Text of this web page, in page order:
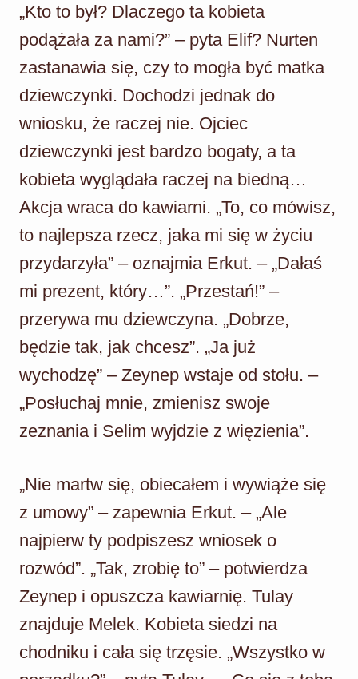
„Kto to był? Dlaczego ta kobieta
podążała za nami?” – pyta Elif? Nurten
zastanawia się, czy to mogła być matka
dziewczynki. Dochodzi jednak do
wniosku, że raczej nie. Ojciec
dziewczynki jest bardzo bogaty, a ta
kobieta wyglądała raczej na biedną…
Akcja wraca do kawiarni. „To, co mówisz,
to najlepsza rzecz, jaka mi się w życiu
przydarzyła” – oznajmia Erkut. – „Dałaś
mi prezent, który…”. „Przestań!” –
przerywa mu dziewczyna. „Dobrze,
będzie tak, jak chcesz”. „Ja już
wychodzę” – Zeynep wstaje od stołu. –
„Posłuchaj mnie, zmienisz swoje
zeznania i Selim wyjdzie z więzienia”.
„Nie martw się, obiecałem i wywiąże się
z umowy” – zapewnia Erkut. – „Ale
najpierw ty podpiszesz wniosek o
rozwód”. „Tak, zrobię to” – potwierdza
Zeynep i opuszcza kawiarnię. Tulay
znajduje Melek. Kobieta siedzi na
chodniku i cała się trzęsie. „Wszystko w